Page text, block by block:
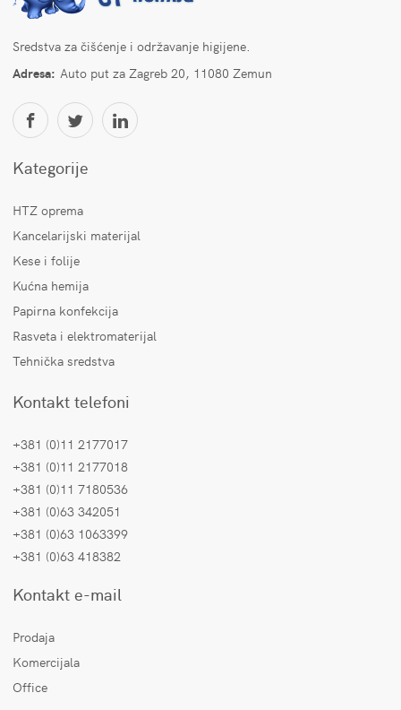
Sredstva za čišćenje i održavanje higijene.
Adresa: Auto put za Zagreb 20, 11080 Zemun
Kategorije
HTZ oprema
Kancelarijski materijal
Kese i folije
Kućna hemija
Papirna konfekcija
Rasveta i elektromaterijal
Tehnička sredstva
Kontakt telefoni
+381 (0)11 2177017
+381 (0)11 2177018
+381 (0)11 7180536
+381 (0)63 342051
+381 (0)63 1063399
+381 (0)63 418382
Kontakt e-mail
Prodaja
Komercijala
Office